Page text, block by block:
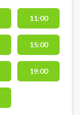
11:00
15:00
19:00